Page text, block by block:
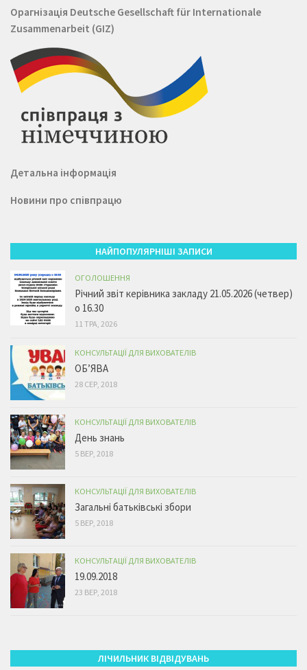
Орагнізація Deutsche Gesellschaft für Internationale
Zusammenarbeit (GIZ)
Детальна інформація
Новини про співпрацю
НАЙПОПУЛЯРНІШІ ЗАПИСИ
ОГОЛОШЕННЯ
Річний звіт керівника закладу 21.05.2026 (четвер)
о 16.30
11 ТРА, 2026
КОНСУЛЬТАЦІЇ ДЛЯ ВИХОВАТЕЛІВ
ОБ’ЯВА
28 СЕР, 2018
КОНСУЛЬТАЦІЇ ДЛЯ ВИХОВАТЕЛІВ
День знань
5 ВЕР, 2018
КОНСУЛЬТАЦІЇ ДЛЯ ВИХОВАТЕЛІВ
Загальні батьківські збори
5 ВЕР, 2018
КОНСУЛЬТАЦІЇ ДЛЯ ВИХОВАТЕЛІВ
19.09.2018
23 ВЕР, 2018
ЛІЧИЛЬНИК ВІДВІДУВАНЬ